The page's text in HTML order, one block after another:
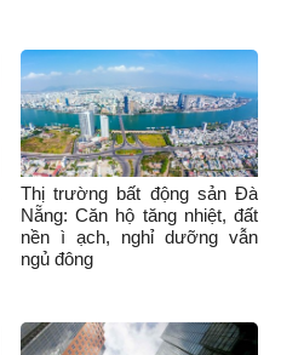
Thị trường bất động sản Đà
Nẵng: Căn hộ tăng nhiệt, đất
nền ì ạch, nghỉ dưỡng vẫn
ngủ đông